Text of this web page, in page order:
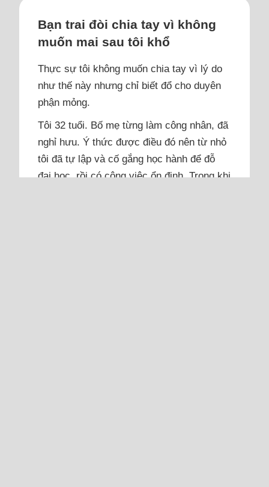
Bạn trai đòi chia tay vì không
muốn mai sau tôi khổ
Thực sự tôi không muốn chia tay vì lý do
như thế này nhưng chỉ biết đổ cho duyên
phận mỏng.
Tôi 32 tuổi. Bố mẹ từng làm công nhân, đã
nghỉ hưu. Ý thức được điều đó nên từ nhỏ
tôi đã tự lập và cố gắng học hành để đỗ
đại học, rồi có công việc ổn định. Trong khi